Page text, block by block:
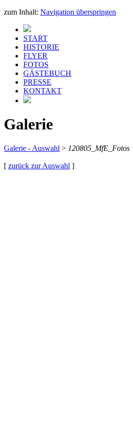
zum Inhalt: Navigation überspringen
START
HISTORIE
FLYER
FOTOS
GÄSTEBUCH
PRESSE
KONTAKT
Galerie
Galerie - Auswahl > 120805_MfE_Fotos
[ zurück zur Auswahl ]